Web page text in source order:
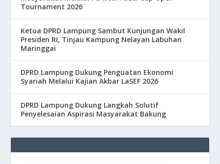
Tournament 2026
Ketua DPRD Lampung Sambut Kunjungan Wakil
Presiden RI, Tinjau Kampung Nelayan Labuhan
Maringgai
DPRD Lampung Dukung Penguatan Ekonomi
Syariah Melalui Kajian Akbar LaSEF 2026
DPRD Lampung Dukung Langkah Solutif
Penyelesaian Aspirasi Masyarakat Bakung